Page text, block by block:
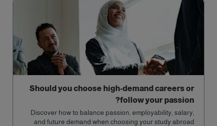
Should you choose high-demand careers or
follow your passion?
Discover how to balance passion, employability, salary,
and future demand when choosing your study abroad